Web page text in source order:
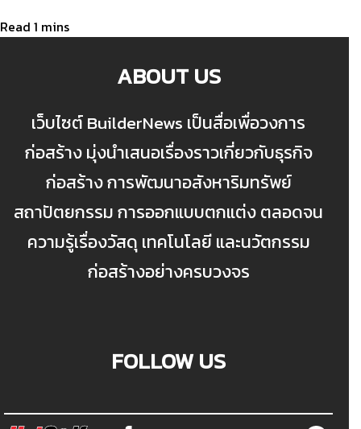
ABOUT US
เว็บไซต์ BuilderNews เป็นสื่อเพื่อวงการ
ก่อสร้าง มุ่งนำเสนอเรื่องราวเกี่ยวกับธุรกิจ
ก่อสร้าง การพัฒนาอสังหาริมทรัพย์
สถาปัตยกรรม การออกแบบตกแต่ง ตลอดจน
ความรู้เรื่องวัสดุ เทคโนโลยี และนวัตกรรม
ก่อสร้างอย่างครบวงจร
FOLLOW US